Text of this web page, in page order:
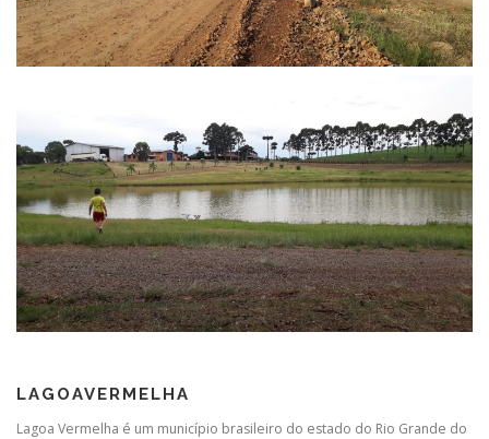
LAGOAVERMELHA
Lagoa Vermelha é um município brasileiro do estado do Rio Grande do